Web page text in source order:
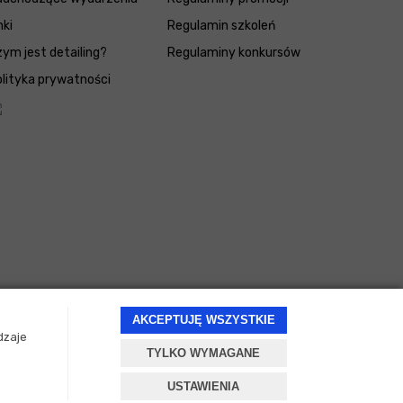
AKCEPTUJĘ WSZYSTKIE
TYLKO WYMAGANE
USTAWIENIA
jest detailing?
prywatności
Regulamin szkoleń
Regulaminy konkursów